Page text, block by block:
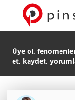
Üye ol,
et, kaydet,